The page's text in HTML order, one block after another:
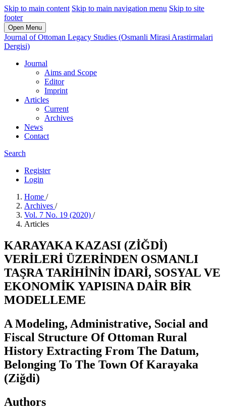
Skip to main content Skip to main navigation menu Skip to site
footer
Open Menu
Journal of Ottoman Legacy Studies (Osmanli Mirasi Arastirmalari
Dergisi)
Journal
Aims and Scope
Editor
Imprint
Articles
Current
Archives
News
Contact
Search
Register
Login
Home /
Archives /
Vol. 7 No. 19 (2020) /
Articles
KARAYAKA KAZASI (ZİĞDİ)
VERİLERİ ÜZERİNDEN OSMANLI
TAŞRA TARİHİNİN İDARİ, SOSYAL VE
EKONOMİK YAPISINA DAİR BİR
MODELLEME
A Modeling, Administrative, Social and
Fiscal Structure Of Ottoman Rural
History Extracting From The Datum,
Belonging To The Town Of Karayaka
(Ziğdi)
Authors